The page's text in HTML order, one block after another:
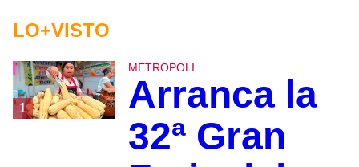
LO+VISTO
1
METROPOLI
Arranca la
32ª Gran